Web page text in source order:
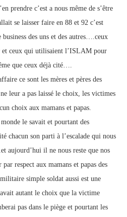
prendre c’est a nous même de s’être
se laisser faire en 88 et 92 c’est
des uns et des autres….ceux
ceux qui utilisaient l’ISLAM pour
que ceux déjà cité….
ce sont les mères et pères des
leur a pas laissé le choix, les victimes
choix aux mamans et papas.
le savait et pourtant des
chacun son parti à l’escalade qui nous
aujourd’hui il ne nous reste que nos
respect aux mamans et papas des
simple soldat aussi est une
autant le choix que la victime
pas dans le piège et pourtant les